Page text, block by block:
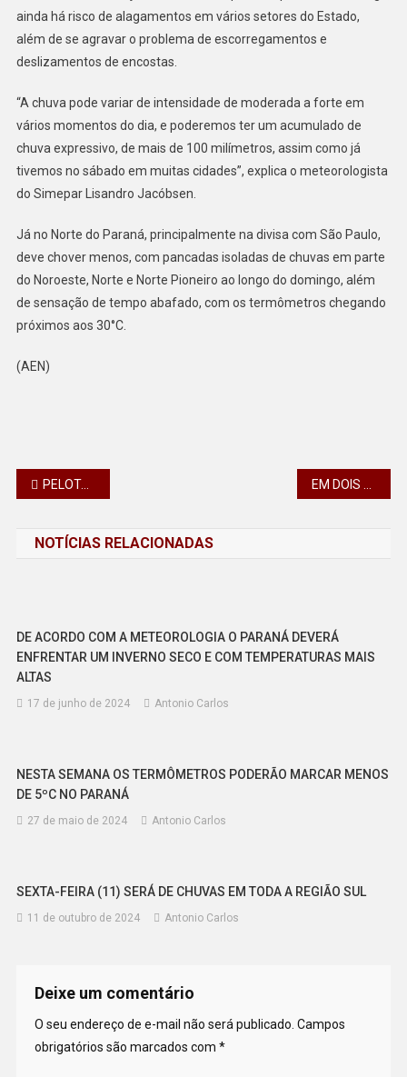
ainda há risco de alagamentos em vários setores do Estado,
além de se agravar o problema de escorregamentos e
deslizamentos de encostas.
“A chuva pode variar de intensidade de moderada a forte em
vários momentos do dia, e poderemos ter um acumulado de
chuva expressivo, de mais de 100 milímetros, assim como já
tivemos no sábado em muitas cidades”, explica o meteorologista
do Simepar Lisandro Jacóbsen.
Já no Norte do Paraná, principalmente na divisa com São Paulo,
deve chover menos, com pancadas isoladas de chuvas em parte
do Noroeste, Norte e Norte Pioneiro ao longo do domingo, além
de sensação de tempo abafado, com os termômetros chegando
próximos aos 30°C.
(AEN)
Navegação
Post
PELOTÃO DE CHOQUE DA PMPR SALVA HOMEM APÓS ACIDENTE EM CÓRREGO EM PONTA GROSSA
NOTÍCIAS RELACIONADAS
DE ACORDO COM A METEOROLOGIA O PARANÁ DEVERÁ
ENFRENTAR UM INVERNO SECO E COM TEMPERATURAS MAIS
ALTAS
17 de junho de 2024 Antonio Carlos
NESTA SEMANA OS TERMÔMETROS PODERÃO MARCAR MENOS
DE 5ºC NO PARANÁ
27 de maio de 2024 Antonio Carlos
SEXTA-FEIRA (11) SERÁ DE CHUVAS EM TODA A REGIÃO SUL
11 de outubro de 2024 Antonio Carlos
Deixe um comentário
O seu endereço de e-mail não será publicado. Campos
obrigatórios são marcados com *